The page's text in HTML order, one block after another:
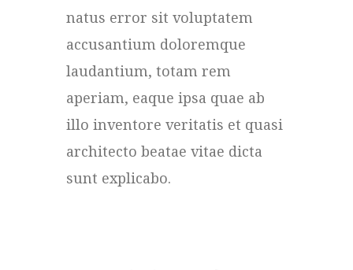
natus error sit voluptatem
accusantium doloremque
laudantium, totam rem
aperiam, eaque ipsa quae ab
illo inventore veritatis et quasi
architecto beatae vitae dicta
sunt explicabo.